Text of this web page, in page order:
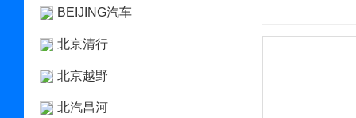
BEIJING汽车
北京清行
北京越野
北汽昌河